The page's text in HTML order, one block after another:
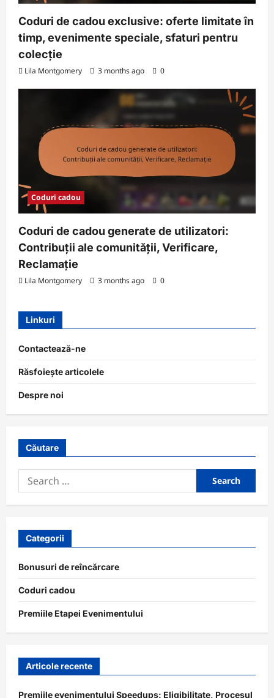
Coduri de cadou exclusive: oferte limitate în
timp, evenimente speciale, sfaturi pentru
colecție
Lila Montgomery 3 months ago 0
Coduri cadou
Coduri de cadou generate de utilizatori:
Contribuții ale comunității, Verificare,
Reclamație
Lila Montgomery 3 months ago 0
Linkuri
Contactează-ne
Răsfoiește articolele
Despre noi
Căutare
Search
for:
Categorii
Bonusuri de reîncărcare
Coduri cadou
Premiile Etapei Evenimentului
Articole recente
Premiile evenimentului Speedups: Eligibilitate, Procesul